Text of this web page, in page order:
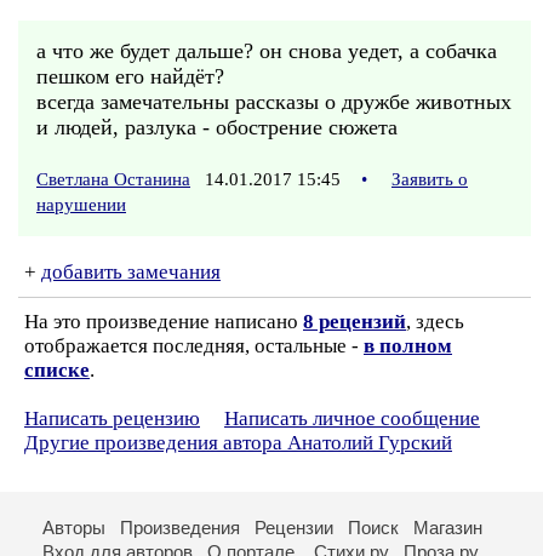
а что же будет дальше? он снова уедет, а собачка
пешком его найдёт?
всегда замечательны рассказы о дружбе животных
и людей, разлука - обострение сюжета
Светлана Останина 14.01.2017 15:45 •
Заявить о
нарушении
+ добавить замечания
На это произведение написано 8 рецензий, здесь
отображается последняя, остальные - в полном
списке.
Написать рецензию
Написать личное сообщение
Другие произведения автора Анатолий Гурский
Авторы Произведения Рецензии Поиск
Магазин
Вход для авторов
О портале Стихи.ру Проза.ру